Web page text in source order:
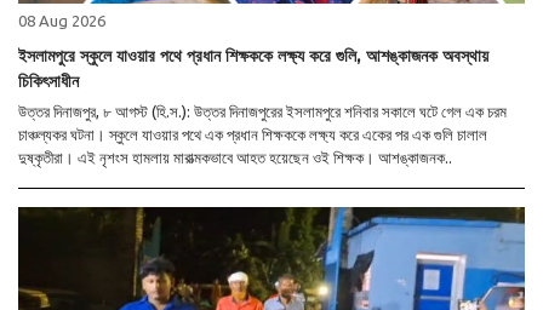
08 Aug 2026
ইসলামপুরে স্কুলে যাওয়ার পথে প্রধান শিক্ষককে লক্ষ্য করে গুলি, আশঙ্কাজনক অবস্থায়
চিকিৎসাধীন
উত্তর দিনাজপুর, ৮ আগস্ট (হি.স.): উত্তর দিনাজপুরের ইসলামপুরে শনিবার সকালে ঘটে গেল এক চরম
চাঞ্চল্যকর ঘটনা। স্কুলে যাওয়ার পথে এক প্রধান শিক্ষককে লক্ষ্য করে একের পর এক গুলি চালাল
দুষ্কৃতীরা। এই নৃশংস হামলায় মারাত্মকভাবে আহত হয়েছেন ওই শিক্ষক। আশঙ্কাজনক..